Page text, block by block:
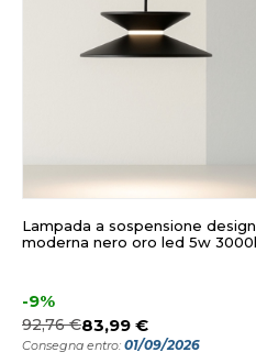
Lampada a sospensione design
moderna nero oro led 5w
-9%
92,76 €83,99 €
Consegna entro: 01/09/2026